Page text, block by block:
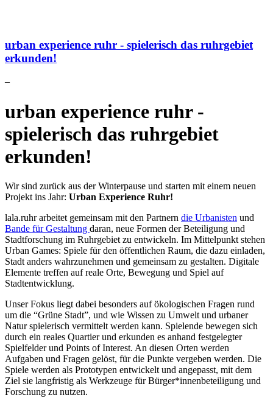
urban experience ruhr - spielerisch das ruhrgebiet
erkunden!
–
urban experience ruhr -
spielerisch das ruhrgebiet
erkunden!
Wir sind zurück aus der Winterpause und starten mit einem neuen
Projekt ins Jahr: Urban Experience Ruhr!
lala.ruhr arbeitet gemeinsam mit den Partnern die Urbanisten und
Bande für Gestaltung daran, neue Formen der Beteiligung und
Stadtforschung im Ruhrgebiet zu entwickeln. Im Mittelpunkt stehen
Urban Games: Spiele für den öffentlichen Raum, die dazu einladen,
Stadt anders wahrzunehmen und gemeinsam zu gestalten. Digitale
Elemente treffen auf reale Orte, Bewegung und Spiel auf
Stadtentwicklung.
Unser Fokus liegt dabei besonders auf ökologischen Fragen rund
um die “Grüne Stadt”, und wie Wissen zu Umwelt und urbaner
Natur spielerisch vermittelt werden kann. Spielende bewegen sich
durch ein reales Quartier und erkunden es anhand festgelegter
Spielfelder und Points of Interest. An diesen Orten werden
Aufgaben und Fragen gelöst, für die Punkte vergeben werden. Die
Spiele werden als Prototypen entwickelt und angepasst, mit dem
Ziel sie langfristig als Werkzeuge für Bürger*innenbeteiligung und
Forschung zu nutzen.